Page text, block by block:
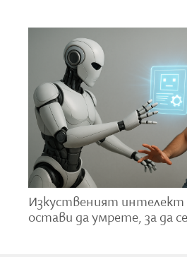
интелект.
Commonwealth Short Story
Commonwealth Foundation -
организация, свързана с
(Commonwealth), в която
държави.
Изкуственият интелект
остави да умрете, за да